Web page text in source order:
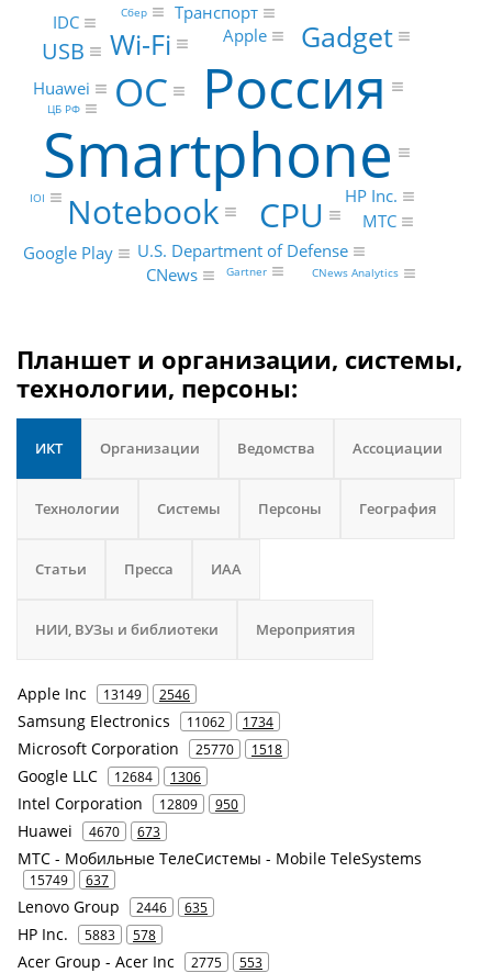
Smartphone
Россия
ОС
Notebook CPU
Wi-Fi Gadget
USB
Google Play U.S. Department of Defense
Транспорт
Huawei
МТС
HP Inc.
Apple
IDC
CNews Gartner
IOI
Сбер
CNews Analytics
ЦБ РФ
Планшет и организации, системы,
технологии, персоны:
ИКТ Организации Ведомства Ассоциации
Технологии Системы Персоны География
Статьи Пресса ИАА
НИИ, ВУЗы и библиотеки Мероприятия
Apple Inc 13149 2546
Samsung Electronics 11062 1734
Microsoft Corporation 25770 1518
Google LLC 12684 1306
Intel Corporation 12809 950
Huawei 4670 673
МТС - Мобильные ТелеСистемы - Mobile TeleSystems
15749 637
Lenovo Group 2446 635
HP Inc. 5883 578
Acer Group - Acer Inc 2775 553